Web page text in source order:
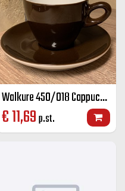
Walkure 450/018 Cappuccino K+S kleur 18 cl
€11,69p.st.